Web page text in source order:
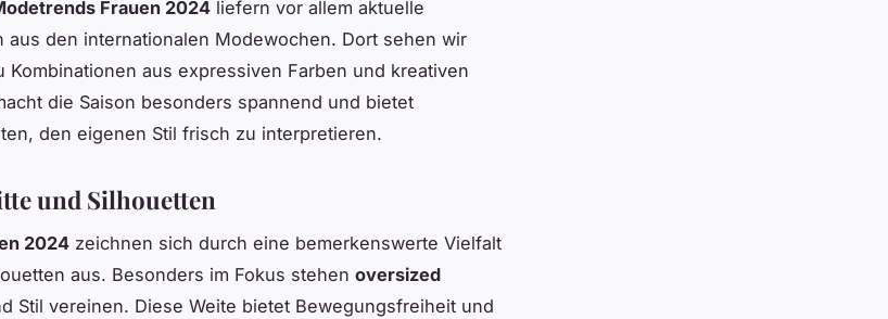
Frauen 2024 liefern vor allem aktuelle
aus den internationalen Modewochen. Dort sehen wir
Kombinationen aus expressiven Farben und kreativen
die Saison besonders spannend und bietet
den eigenen Stil frisch zu interpretieren.
und Silhouetten
2024 zeichnen sich durch eine bemerkenswerte Vielfalt
aus. Besonders im Fokus stehen oversized
Stil vereinen. Diese Weite bietet Bewegungsfreiheit und